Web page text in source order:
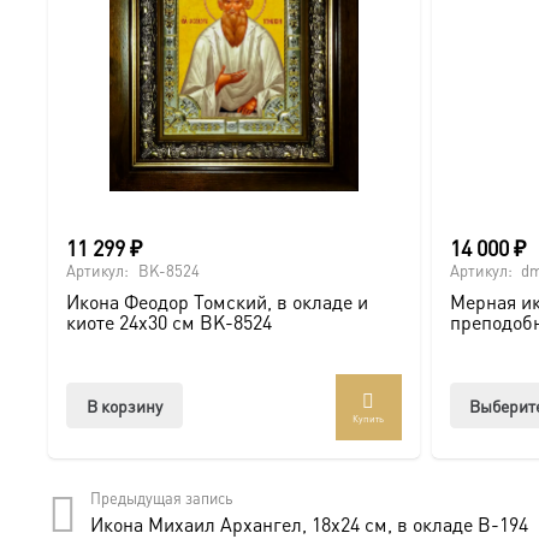
товара.
11 299₽
Артикул: BK-8524
Икона Феодор Томский, в окладе и
киоте 24х30 см BK-8524
В корзину
Купить
14 000₽
Артикул:
Мерная
Предыдущая запись
Икона Михаил Архангел, 18х24 см, в окладе B-194